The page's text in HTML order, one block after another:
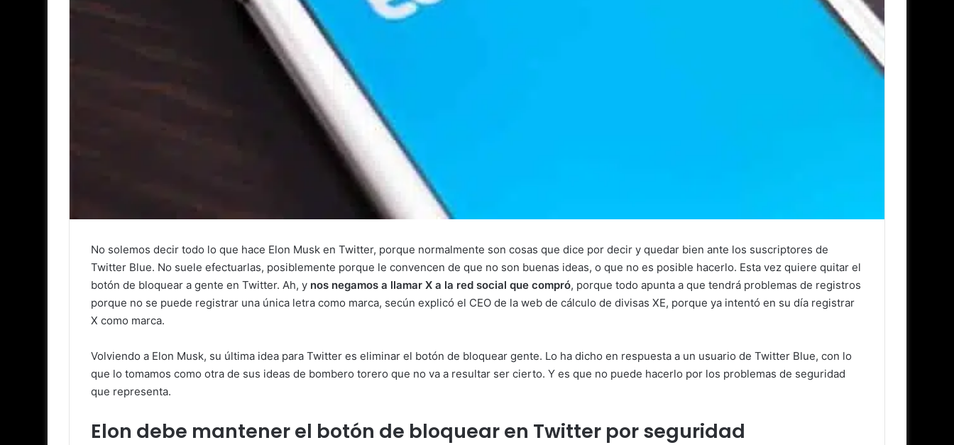
No solemos decir todo lo que hace Elon Musk en Twitter, porque normalmente son cosas que dice por decir y quedar bien ante los suscriptores de
Twitter Blue. No suele efectuarlas, posiblemente porque le convencen de que no son buenas ideas, o que no es posible hacerlo. Esta vez quiere quitar el
botón de bloquear a gente en Twitter. Ah, y nos negamos a llamar X a la red social que compró, porque todo apunta a que tendrá problemas de registros
porque no se puede registrar una única letra como marca, secún explicó el CEO de la web de cálculo de divisas XE, porque ya intentó en su día registrar
X como marca.
Volviendo a Elon Musk, su última idea para Twitter es eliminar el botón de bloquear gente. Lo ha dicho en respuesta a un usuario de Twitter Blue, con lo
que lo tomamos como otra de sus ideas de bombero torero que no va a resultar ser cierto. Y es que no puede hacerlo por los problemas de seguridad
que representa.
Elon debe mantener el botón de bloquear en Twitter por seguridad